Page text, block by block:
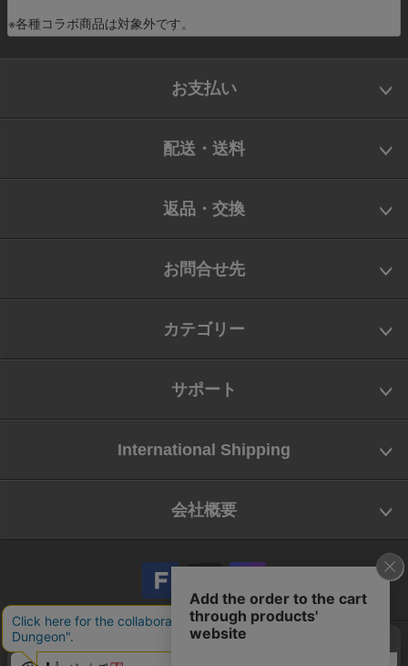
※各種コラボ商品は対象外です。
お支払い
配送・送料
返品・交換
お問合せ先
カテゴリー
サポート
International Shipping
会社概要
会社概要